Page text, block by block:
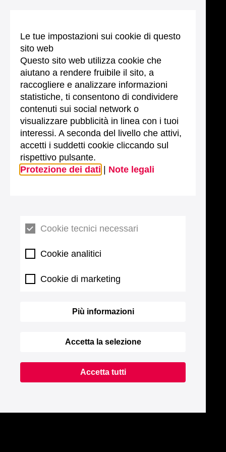
Le tue impostazioni sui cookie di questo
sito web
Questo sito web utilizza cookie che
aiutano a rendere fruibile il sito, a
raccogliere e analizzare informazioni
statistiche, ti consentono di condividere
contenuti sui social network o
visualizzare pubblicità in linea con i tuoi
interessi. A seconda del livello che attivi,
accetti i suddetti cookie cliccando sul
rispettivo pulsante.
Protezione dei dati
Note legali
Cookie tecnici necessari
Cookie analitici
Cookie di marketing
Più informazioni
Accetta la selezione
Accetta tutti